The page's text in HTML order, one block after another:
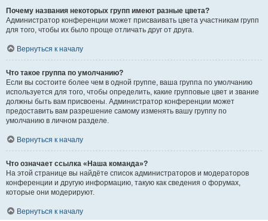
Почему названия некоторых групп имеют разные цвета?
Администратор конференции может присваивать цвета участникам групп
для того, чтобы их было проще отличать друг от друга.
Вернуться к началу
Что такое группа по умолчанию?
Если вы состоите более чем в одной группе, ваша группа по умолчанию
используется для того, чтобы определить, какие групповые цвет и звание
должны быть вам присвоены. Администратор конференции может
предоставить вам разрешение самому изменять вашу группу по
умолчанию в личном разделе.
Вернуться к началу
Что означает ссылка «Наша команда»?
На этой странице вы найдёте список администраторов и модераторов
конференции и другую информацию, такую как сведения о форумах,
которые они модерируют.
Вернуться к началу